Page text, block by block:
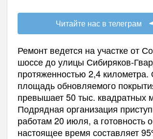
Читайте нас в телеграм
Ремонт ведется на участке от
шоссе до улицы Сибиряков-
протяженностью 2,4
площадь обновляемого
превышает 50 тыс. квадратных
Подрядная организация
работам 20 июля, а готовность
настоящее время составляет